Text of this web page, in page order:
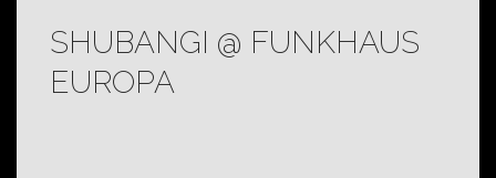
SHUBANGI @ FUNKHAUS
EUROPA